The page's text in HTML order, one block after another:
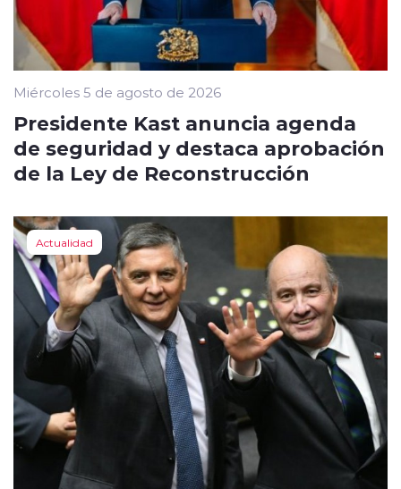
Miércoles 5 de agosto de 2026
Presidente Kast anuncia agenda
de seguridad y destaca aprobación
de la Ley de Reconstrucción
Actualidad